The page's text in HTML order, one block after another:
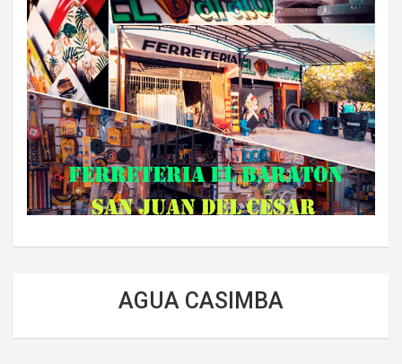
AGUA CASIMBA